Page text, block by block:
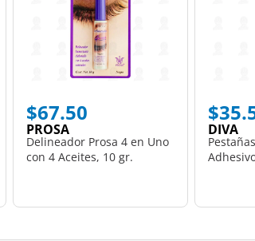
$67.50
PROSA
Delineador Prosa 4 en Uno
con 4 Aceites, 10 gr.
DIVA